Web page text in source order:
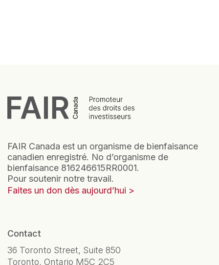
FAIR Canada est un organisme de bienfaisance
canadien enregistré. No d’organisme de
bienfaisance 816246615RR0001.
Pour soutenir notre travail.
Faites un don dès aujourd’hui
Contact
36 Toronto Street, Suite 850
Toronto, Ontario M5C 2C5